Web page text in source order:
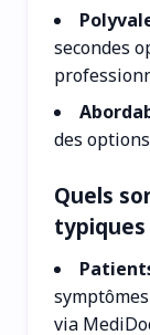
secondes
des
Quels
typiques
via